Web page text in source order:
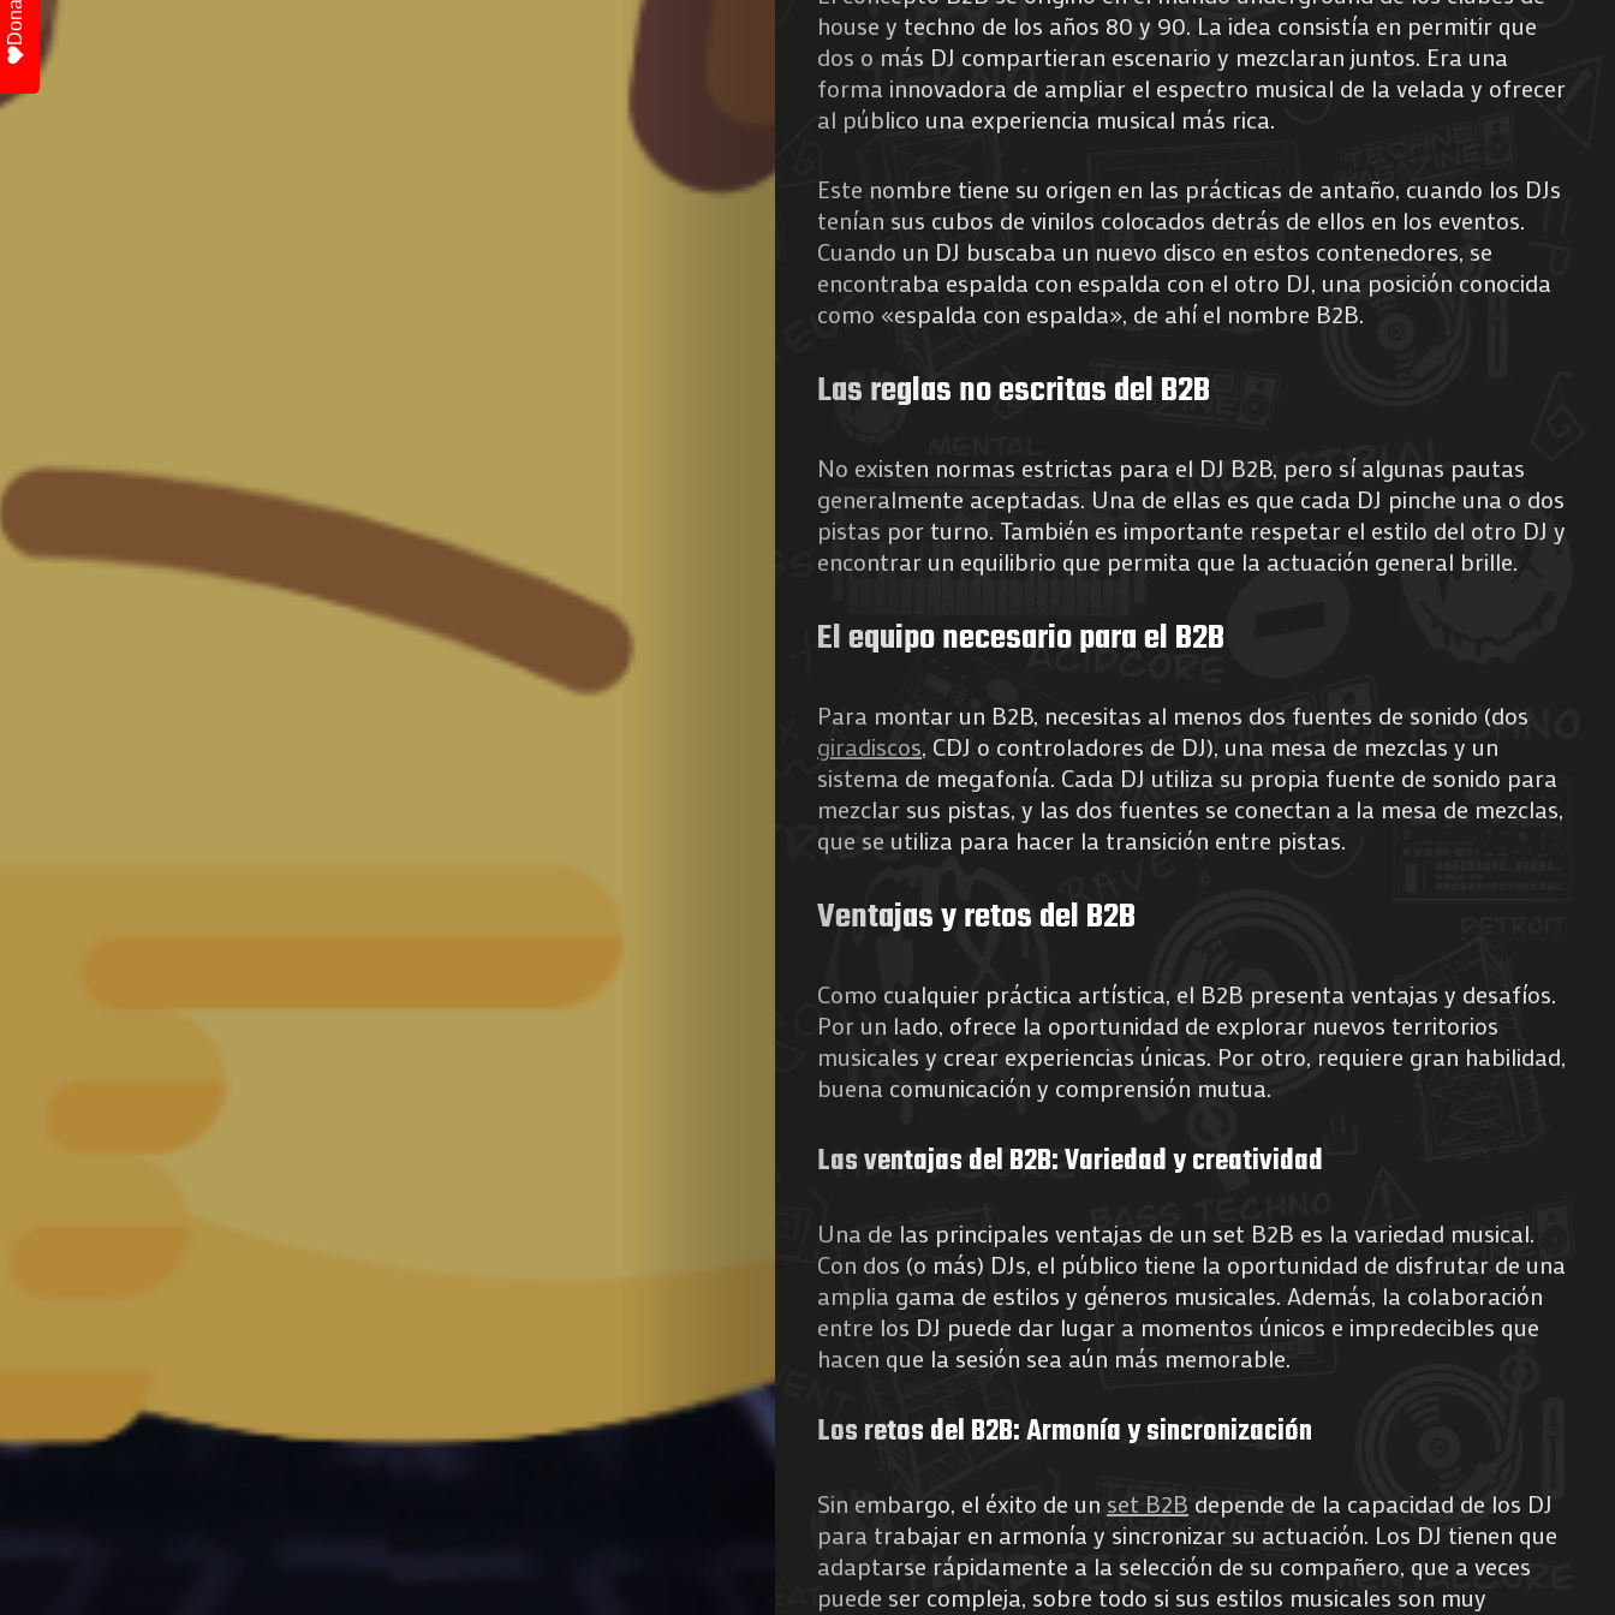
de
Nous
Search
house y techno de los años 80 y 90. La idea consistía en permitir que
dos o más DJ compartieran escenario y mezclaran juntos. Era una
forma innovadora de ampliar el espectro musical de la velada y ofrecer
al público una experiencia musical más rica.
Este nombre tiene su origen en las prácticas de antaño, cuando los DJs
tenían sus cubos de vinilos colocados detrás de ellos en los eventos.
Cuando un DJ buscaba un nuevo disco en estos contenedores, se
encontraba espalda con espalda con el otro DJ, una posición conocida
como «espalda con espalda», de ahí el nombre B2B.
Las reglas no escritas del B2B
No existen normas estrictas para el DJ B2B, pero sí algunas pautas
generalmente aceptadas. Una de ellas es que cada DJ pinche una o dos
pistas por turno. También es importante respetar el estilo del otro DJ y
encontrar un equilibrio que permita que la actuación general brille.
El equipo necesario para el B2B
Para montar un B2B, necesitas al menos dos fuentes de sonido (dos
giradiscos, CDJ o controladores de DJ), una mesa de mezclas y un
sistema de megafonía. Cada DJ utiliza su propia fuente de sonido para
mezclar sus pistas, y las dos fuentes se conectan a la mesa de mezclas,
que se utiliza para hacer la transición entre pistas.
Ventajas y retos del B2B
Como cualquier práctica artística, el B2B presenta ventajas y desafíos.
Por un lado, ofrece la oportunidad de explorar nuevos territorios
musicales y crear experiencias únicas. Por otro, requiere gran habilidad,
buena comunicación y comprensión mutua.
Las ventajas del B2B: Variedad y creatividad
Una de las principales ventajas de un set B2B es la variedad musical.
Con dos (o más) DJs, el público tiene la oportunidad de disfrutar de una
amplia gama de estilos y géneros musicales. Además, la colaboración
entre los DJ puede dar lugar a momentos únicos e impredecibles que
hacen que la sesión sea aún más memorable.
Los retos del B2B: Armonía y sincronización
Sin embargo, el éxito de un set B2B depende de la capacidad de los DJ
para trabajar en armonía y sincronizar su actuación. Los DJ tienen que
adaptarse rápidamente a la selección de su compañero, que a veces
puede ser compleja, sobre todo si sus estilos musicales son muy
Donate